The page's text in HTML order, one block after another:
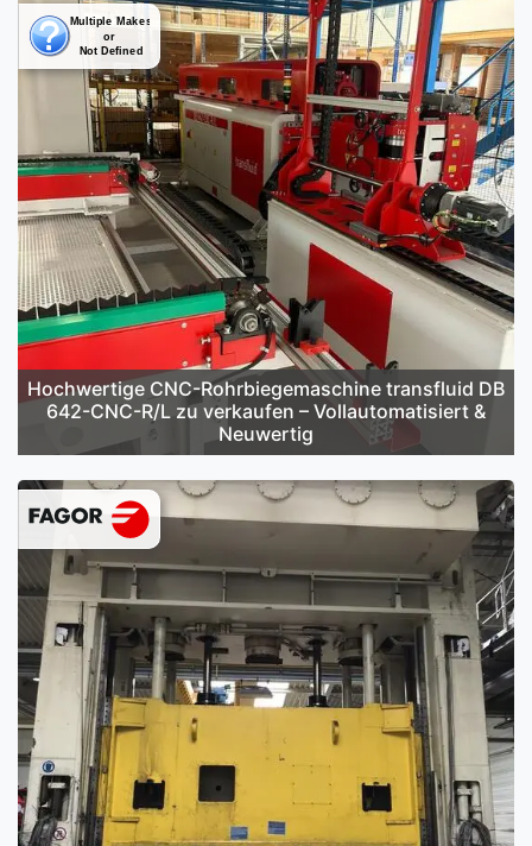
Hochwertige CNC-Rohrbiegemaschine transfluid DB
642-CNC-R/L zu verkaufen – Vollautomatisiert &
Neuwertig